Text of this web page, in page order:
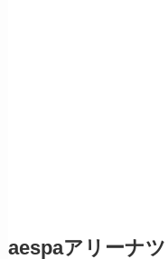
aespaアリーナ